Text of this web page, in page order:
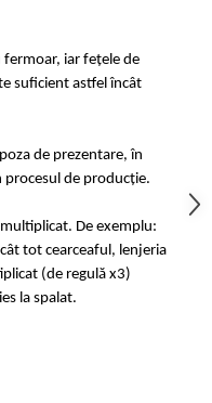
fermoar, iar fețele de
suficient astfel încât
de prezentare, în
de producție.
De exemplu:
tot cearceaful, lenjeria
(de regulă x3)
la spalat.